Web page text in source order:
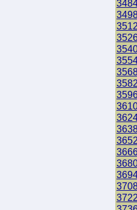
3512
3582
3652
3722